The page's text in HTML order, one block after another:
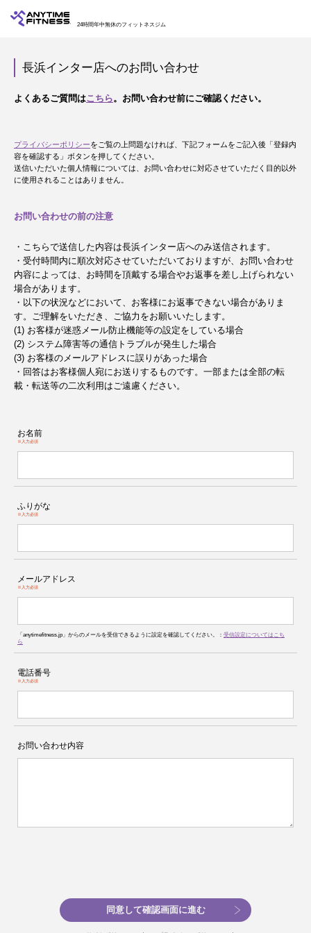
24時間年中無休のフィットネスジム
長浜インター店へのお問い合わせ
よくあるご質問はこちら。お問い合わせ前にご確認ください。
プライバシーポリシーをご覧の上問題なければ、下記フォームをご記入後「登録内
容を確認する」ボタンを押してください。
送信いただいた個人情報については、お問い合わせに対応させていただく目的以外
に使用されることはありません。
お問い合わせの前の注意
・こちらで送信した内容は長浜インター店へのみ送信されます。
・受付時間内に順次対応させていただいておりますが、お問い合わせ
内容によっては、お時間を頂戴する場合やお返事を差し上げられない
場合があります。
・以下の状況などにおいて、お客様にお返事できない場合がありま
す。ご理解をいただき、ご協力をお願いいたします。
(1) お客様が迷惑メール防止機能等の設定をしている場合
(2) システム障害等の通信トラブルが発生した場合
(3) お客様のメールアドレスに誤りがあった場合
・回答はお客様個人宛にお送りするものです。一部または全部の転
載・転送等の二次利用はご遠慮ください。
お名前
※入力必須
ふりがな
※入力必須
メールアドレス
※入力必須
「anytimefitness.jp」からのメールを受信できるように設定を確認してください。： 受信設定についてはこち
ら
電話番号
※入力必須
お問い合わせ内容